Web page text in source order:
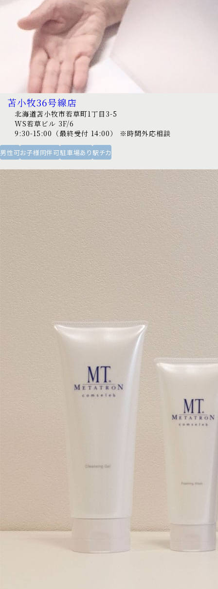
苫小牧36号線店
北海道苫小牧市若草町1丁目3-5
WS若草ビル 3F/6
9:30-15:00（最終受付 14:00） ※時間外応相談
男性可お子様同伴可駐車場あり 駅チカ